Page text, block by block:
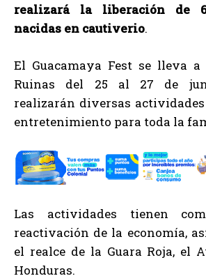
realizará la liberación de
nacidas en cautiverio.
El Guacamaya Fest se lleva a
Ruinas del 25 al 27 de
realizarán diversas
entretenimiento para toda la
Las actividades tienen
reactivación de la economía,
el realce de la Guara Roja, el
Honduras.